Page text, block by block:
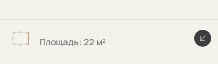
Площадь: 22 м²